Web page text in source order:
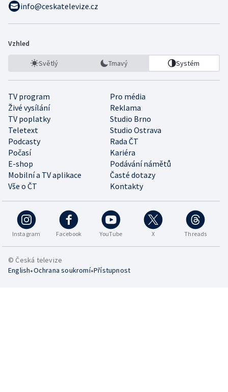
info@ceskatelevize.cz
Vzhled
Světlý Tmavý Systém
TV program
Pro média
Živé vysílání
Reklama
TV poplatky
Studio Brno
Teletext
Studio Ostrava
Podcasty
Rada ČT
Počasí
Kariéra
E-shop
Podávání námětů
Mobilní a TV aplikace
Časté dotazy
Vše o ČT
Kontakty
Instagram Facebook YouTube X Threads
© Česká televize
English•Ochrana soukromí•Přístupnost